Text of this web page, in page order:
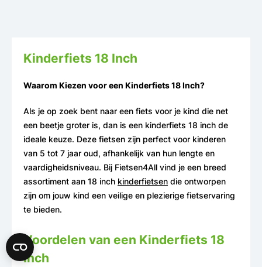
Kinderfiets 18 Inch
Waarom Kiezen voor een Kinderfiets 18 Inch?
Als je op zoek bent naar een fiets voor je kind die net
een beetje groter is, dan is een kinderfiets 18 inch de
ideale keuze. Deze fietsen zijn perfect voor kinderen
van 5 tot 7 jaar oud, afhankelijk van hun lengte en
vaardigheidsniveau. Bij Fietsen4All vind je een breed
assortiment aan 18 inch kinderfietsen die ontworpen
zijn om jouw kind een veilige en plezierige fietservaring
te bieden.
Voordelen van een Kinderfiets 18
Inch